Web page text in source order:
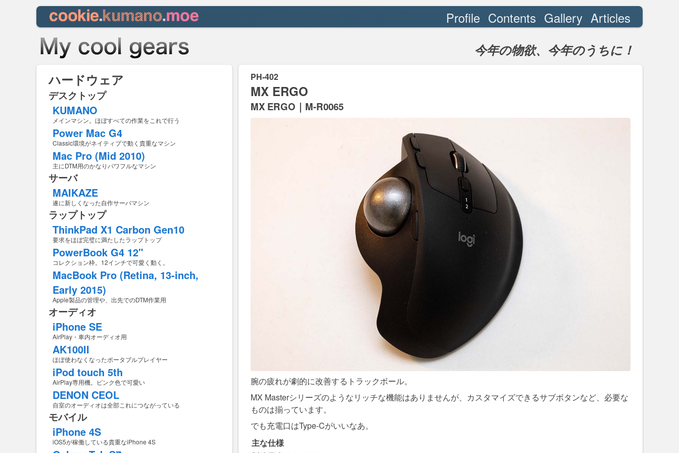
Profile Contents Gallery Articles
今年の物欲、今年のうちに！
ハードウェア
デスクトップ
KUMANO
メインマシン。ほぼすべての作業をこれで行う
Power Mac G4
Classic環境がネイティブで動く貴重なマシン
Mac Pro (Mid 2010)
主にDTM用のかなりパワフルなマシン
サーバ
MAIKAZE
遂に新しくなった自作サーバマシン
ラップトップ
ThinkPad X1 Carbon Gen10
要求をほぼ完璧に満たしたラップトップ
PowerBook G4 12"
コレクション枠。12インチで可愛く動く。
MacBook Pro (Retina, 13-inch,
Early 2015)
Apple製品の管理や、出先でのDTM作業用
オーディオ
iPhone SE
AirPlay・車内オーディオ用
AK100II
ほぼ使わなくなったポータブルプレイヤー
iPod touch 5th
AirPlay専用機。ピンク色で可愛い
DENON CEOL
自室のオーディオは全部これにつながっている
モバイル
iPhone 4S
iOS5が稼働している貴重なiPhone 4S
PH-402
MX ERGO
MX ERGO｜M-R0065
腕の疲れが劇的に改善するトラックボール。
MX Masterシリーズのようなリッチな機能はありませんが、カスタマイズできるサブボタンなど、必要な
ものは揃っています。
でも充電口はType-Cがいいなあ。
主な仕様